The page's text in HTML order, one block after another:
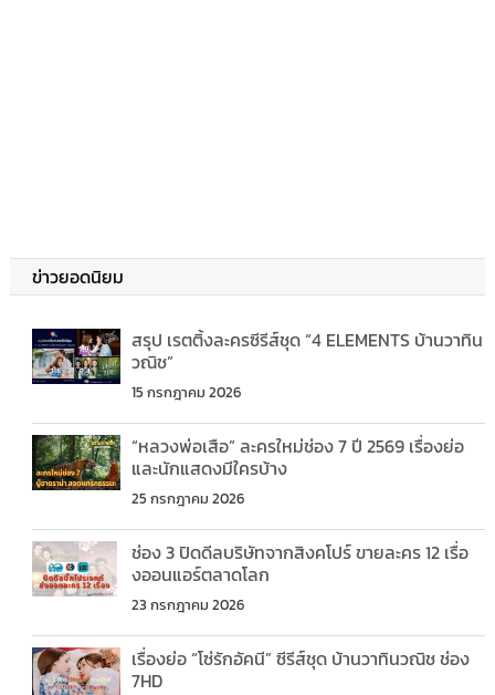
ข่าวยอดนิยม
สรุป เรตติ้งละครซีรีส์ชุด “4 ELEMENTS บ้านวาทิน
วณิช”
15 กรกฎาคม 2026
“หลวงพ่อเสือ” ละครใหม่ช่อง 7 ปี 2569 เรื่องย่อ
และนักแสดงมีใครบ้าง
25 กรกฎาคม 2026
ช่อง 3 ปิดดีลบริษัทจากสิงคโปร์ ขายละคร 12 เรื่อ
งออนแอร์ตลาดโลก
23 กรกฎาคม 2026
เรื่องย่อ “โซ่รักอัคนี” ซีรีส์ชุด บ้านวาทินวณิช ช่อง
7HD